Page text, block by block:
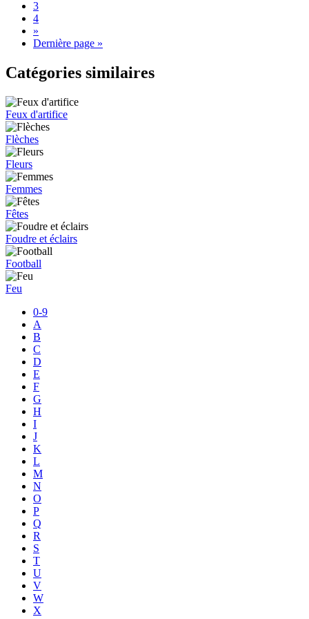
3
4
»
Dernière page »
Catégories similaires
Feux d'artifice
Flèches
Fleurs
Femmes
Fêtes
Foudre et éclairs
Football
Feu
0-9
A
B
C
D
E
F
G
H
I
J
K
L
M
N
O
P
Q
R
S
T
U
V
W
X